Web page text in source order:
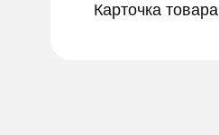
Карточка товара